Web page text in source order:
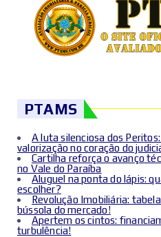
PTAMS
A luta silenciosa dos
valorização no coração do
Cartilha reforça o avanço
no Vale do Paraíba
Aluguel na ponta do lápis:
escolher?
Revolução Imobiliária:
bússola do mercado!
Apertem os cintos:
turbulência!